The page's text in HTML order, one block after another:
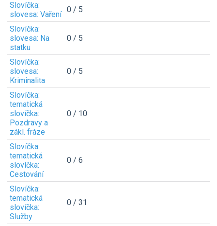
Slovíčka:
slovesa: Vaření
0 / 5
Slovíčka:
slovesa: Na
statku
0 / 5
Slovíčka:
slovesa:
Kriminalita
0 / 5
Slovíčka:
tematická
slovíčka:
Pozdravy a
zákl. fráze
0 / 10
Slovíčka:
tematická
slovíčka:
Cestování
0 / 6
Slovíčka:
tematická
slovíčka:
Služby
0 / 31